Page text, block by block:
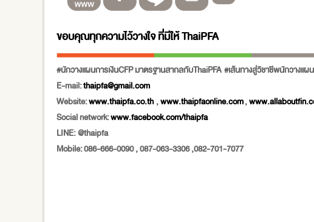
ขอบคุณทุกความไว้วางใจ ที่มีให้ThaiPFA
#นักวางแผนการเงินCFP มาตรฐานสากลกับThaiPFA #เส้นทางสู่วิชาชีพนักวางแ
E-mail:thaipfa@gmail.com
Website:www.thaipfa.co.th,www.thaipfaonline.com,
Social network:www.facebook.com/thaipfa
LINE: @thaipfa
Mobile: 086-666-0090 , 087-063-3306 ,082-701-7077